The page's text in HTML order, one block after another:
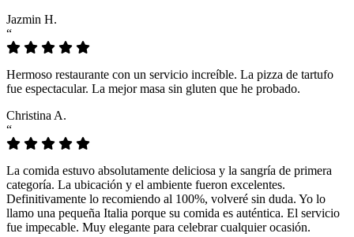
Jazmin H.
“
Hermoso restaurante con un servicio increíble. La pizza de tartufo
fue espectacular. La mejor masa sin gluten que he probado.
Christina A.
“
La comida estuvo absolutamente deliciosa y la sangría de primera
categoría. La ubicación y el ambiente fueron excelentes.
Definitivamente lo recomiendo al 100%, volveré sin duda. Yo lo
llamo una pequeña Italia porque su comida es auténtica. El servicio
fue impecable. Muy elegante para celebrar cualquier ocasión.